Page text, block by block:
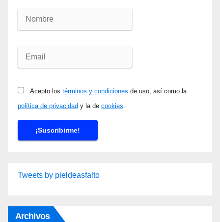
Acepto los términos y condiciones de uso, así como la
política de privacidad y la de cookies.
Tweets by pieldeasfalto
Archivos